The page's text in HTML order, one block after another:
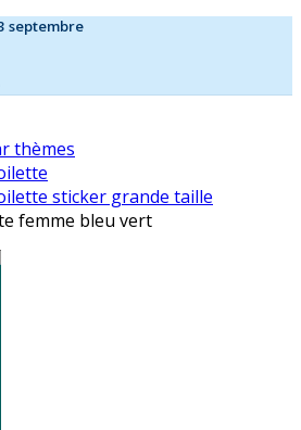
septembre
thèmes
sticker grande taille
femme bleu vert